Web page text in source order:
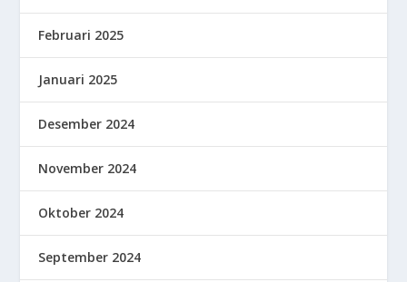
Februari 2025
Januari 2025
Desember 2024
November 2024
Oktober 2024
September 2024